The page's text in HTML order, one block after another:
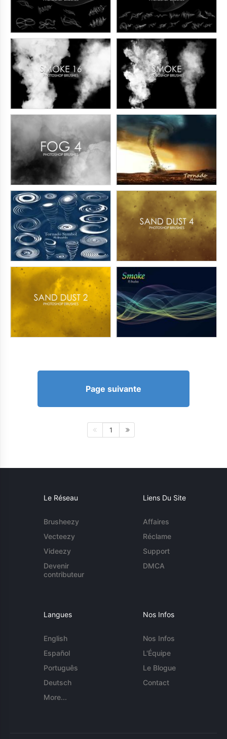
Page suivante
1
Le Réseau
Brusheezy
Vecteezy
Videezy
Devenir
contributeur
Liens Du Site
Affaires
Réclame
Support
DMCA
Langues
English
Español
Português
Deutsch
More...
Nos Infos
Nos Infos
L'Équipe
Le Blogue
Contact